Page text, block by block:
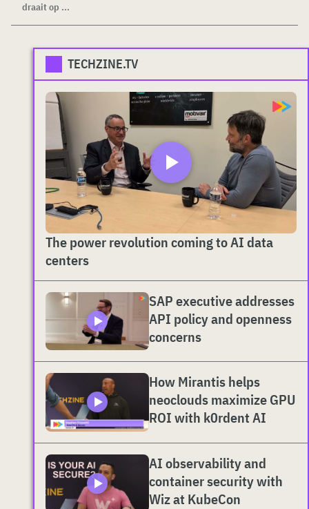
draait op ...
TECHZINE.TV
The power revolution coming to AI data
centers
SAP executive addresses
API policy and openness
concerns
How Mirantis helps
neoclouds maximize GPU
ROI with k0rdent AI
AI observability and
container security with
Wiz at KubeCon